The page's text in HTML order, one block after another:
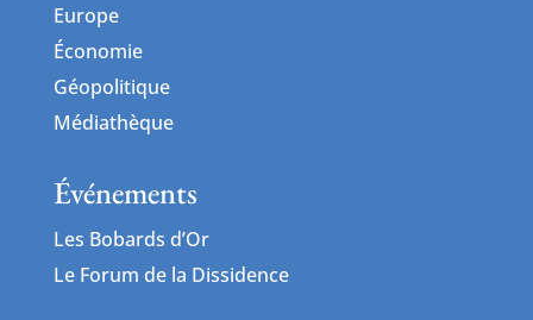
Europe
Économie
Géopolitique
Médiathèque
Événements
Les Bobards d’Or
Le Forum de la Dissidence